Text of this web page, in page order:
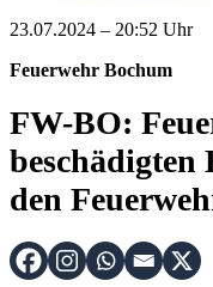
23.07.2024 – 20:52 Uhr
Feuerwehr Bochum
FW-BO:
beschädigten
den